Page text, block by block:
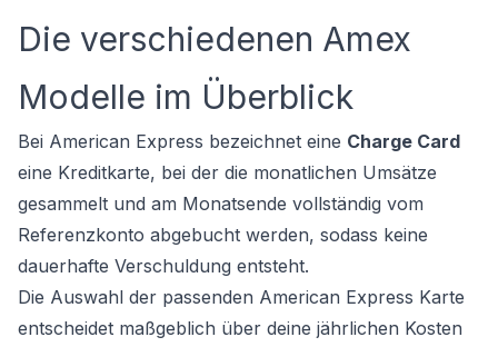
Die verschiedenen Amex
Modelle im Überblick
Bei American Express bezeichnet eine Charge Card
eine Kreditkarte, bei der die monatlichen Umsätze
gesammelt und am Monatsende vollständig vom
Referenzkonto abgebucht werden, sodass keine
dauerhafte Verschuldung entsteht.
Die Auswahl der passenden American Express Karte
entscheidet maßgeblich über deine jährlichen Kosten